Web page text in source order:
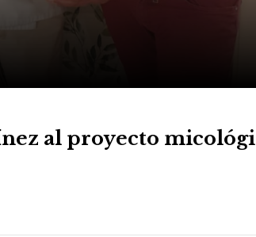
al proyecto